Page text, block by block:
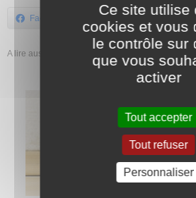
Ce site utilise
cookies et vous
le contrôle sur
que vous
activer
Tout accepter
Tout refuser
Personnaliser
Facebook
A lire aussi dans la catégorie Maison :